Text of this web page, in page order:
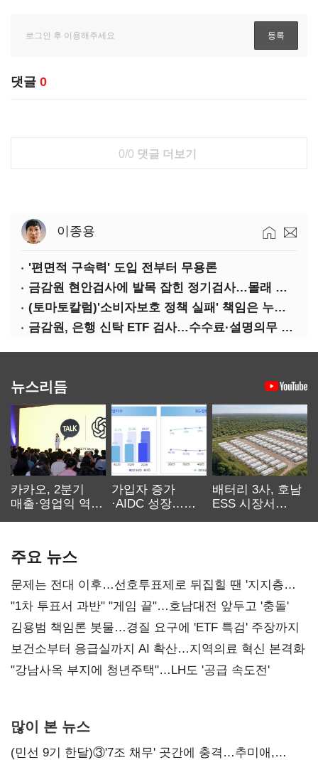
댓글 0
0/0 댓글 더보기
이종용
'편면적 구속력' 도입 전부터 무용론
금감원 현안검사에 발목 잡힌 정기검사…몰래 웃는 금융권
(토마토칼럼)'소비자보호 정책 실패' 책임은 누가 지나
금감원, 은행 신탁 ETF 검사…수수료·설명의무 정조준
뉴스리듬
카카오, 2분기
매출·영업익 역대
가입자 증가
·AIDC 성장…
배터리 3사, 호남
ESS 시장서
주요 뉴스
문제는 전대 이후…선호투표제로 뒤집힐 땐 '지지층
불복'
"1차 투표서 과반" "게임 끝"…호남대전 앞두고 '충돌'
김용범 책임론 봇물…경질 요구에 'ETF 특검' 주장까지
보건소부터 응급실까지 AI 확산…지역의료 혁신 본격화
"강남사옥 부지에 청년주택"…LH도 '공급 속도전'
많이 본 뉴스
(민선 9기 한달)③'7조 채무' 곳간에 충격…추미애,